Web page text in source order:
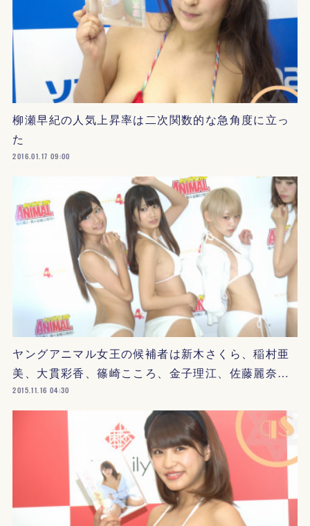
柳瀬早紀の人気上昇率は二次関数的な急角度に立っ
た
2016.01.17 09:00
ヤングアニマル女王の候補者は新木さくら、稲村亜
美、大貫彩香、篠崎こころ、金子理江、佐藤麗奈…
2015.11.16 04:30